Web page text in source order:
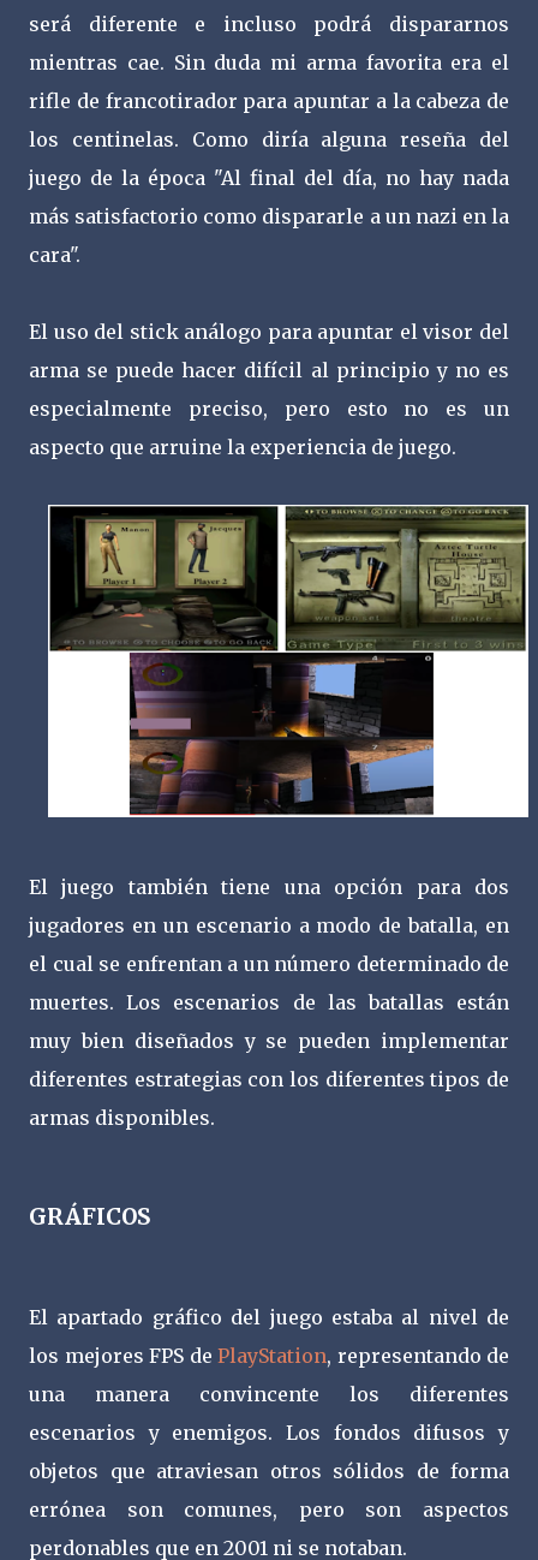
será diferente e incluso podrá dispararnos
mientras cae. Sin duda mi arma favorita era el
rifle de francotirador para apuntar a la cabeza de
los centinelas. Como diría alguna reseña del
juego de la época "Al final del día, no hay nada
más satisfactorio como dispararle a un nazi en la
cara".
El uso del stick análogo para apuntar el visor del
arma se puede hacer difícil al principio y no es
especialmente preciso, pero esto no es un
aspecto que arruine la experiencia de juego.
El juego también tiene una opción para dos
jugadores en un escenario a modo de batalla, en
el cual se enfrentan a un número determinado de
muertes. Los escenarios de las batallas están
muy bien diseñados y se pueden implementar
diferentes estrategias con los diferentes tipos de
armas disponibles.
GRÁFICOS
El apartado gráfico del juego estaba al nivel de
los mejores FPS de PlayStation, representando de
una manera convincente los diferentes
escenarios y enemigos. Los fondos difusos y
objetos que atraviesan otros sólidos de forma
errónea son comunes, pero son aspectos
perdonables que en 2001 ni se notaban.